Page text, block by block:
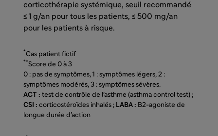
corticothérapie systémique, seuil recommandé
≤ 1 g/an pour tous les patients, ≤ 500 mg/an
pour les patients à risque.
*Cas patient fictif
**Score de 0 à 3
0 : pas de symptômes, 1 : symptômes légers, 2 :
symptômes modérés, 3 : symptômes sévères.
ACT : test de contrôle de l'asthme (asthma control test) ;
CSI : corticostéroïdes inhalés ; LABA : B2-agoniste de
longue durée d’action